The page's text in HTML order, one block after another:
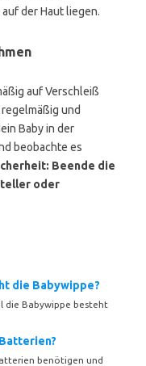
der Haut liegen.
auf Verschleiß
und
Baby in der
beobachte es
Beende die
oder
die Babywippe?
die Babywippe besteht
benötigen und